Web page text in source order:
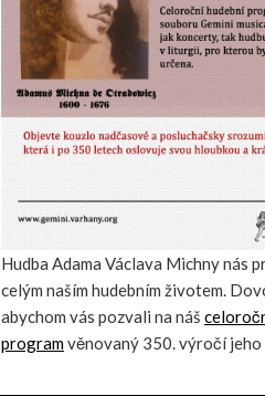
Hudba Adama Václava Michny nás
celým naším hudebním životem.
abychom vás pozvali na náš
programvěnovaný 350. výročí jeho